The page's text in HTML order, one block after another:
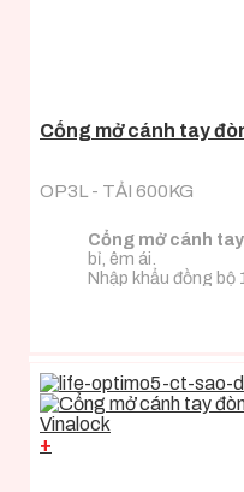
Cổng mở cánh tay
OP3L - TẢI 600KG
Cổng mở cánh tay
bỉ, êm ái.
Nhập khẩu đồng bộ
+